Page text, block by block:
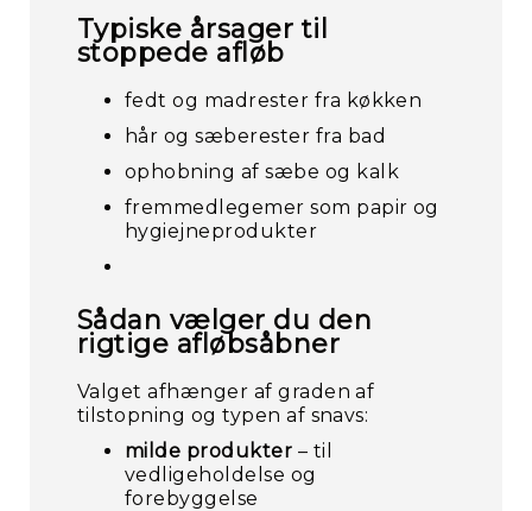
Typiske årsager til
stoppede afløb
fedt og madrester fra køkken
hår og sæberester fra bad
ophobning af sæbe og kalk
fremmedlegemer som papir og
hygiejneprodukter
Sådan vælger du den
rigtige afløbsåbner
Valget afhænger af graden af
tilstopning og typen af snavs:
milde produkter – til
vedligeholdelse og
forebyggelse